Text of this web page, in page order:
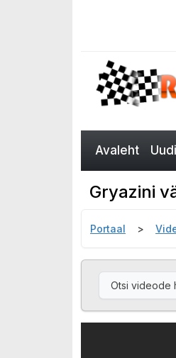
Avaleht
Gryazini
Portaal